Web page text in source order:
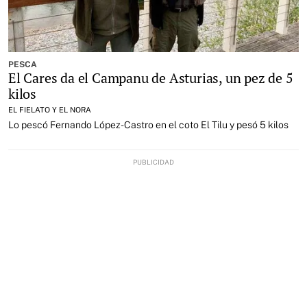
PESCA
El Cares da el Campanu de Asturias, un pez de 5
kilos
EL FIELATO Y EL NORA
Lo pescó Fernando López-Castro en el coto El Tilu y pesó 5 kilos